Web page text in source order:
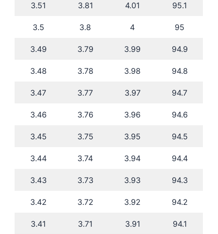
3.51 3.81 4.01 95.1
3.5 3.8 4 95
3.49 3.79 3.99 94.9
3.48 3.78 3.98 94.8
3.47 3.77 3.97 94.7
3.46 3.76 3.96 94.6
3.45 3.75 3.95 94.5
3.44 3.74 3.94 94.4
3.43 3.73 3.93 94.3
3.42 3.72 3.92 94.2
3.41 3.71 3.91 94.1